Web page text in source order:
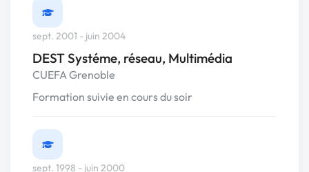
sept. 2001 - juin 2004
DEST Systéme, réseau, Multimédia
CUEFA Grenoble
Formation suivie en cours du soir
sept. 1998 - juin 2000